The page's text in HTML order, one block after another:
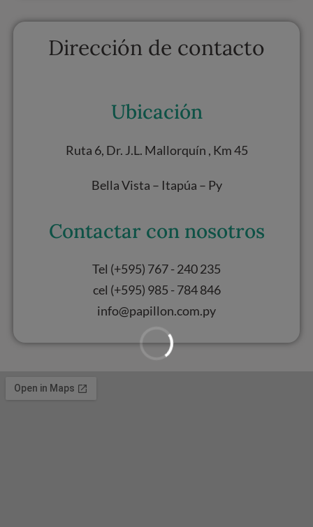
Dirección de contacto
Ubicación
Ruta 6, Dr. J.L. Mallorquín , Km 45
Bella Vista – Itapúa – Py
Contactar con nosotros
Tel (+595) 767 - 240 235
cel (+595) 985 - 784 846
info@papillon.com.py